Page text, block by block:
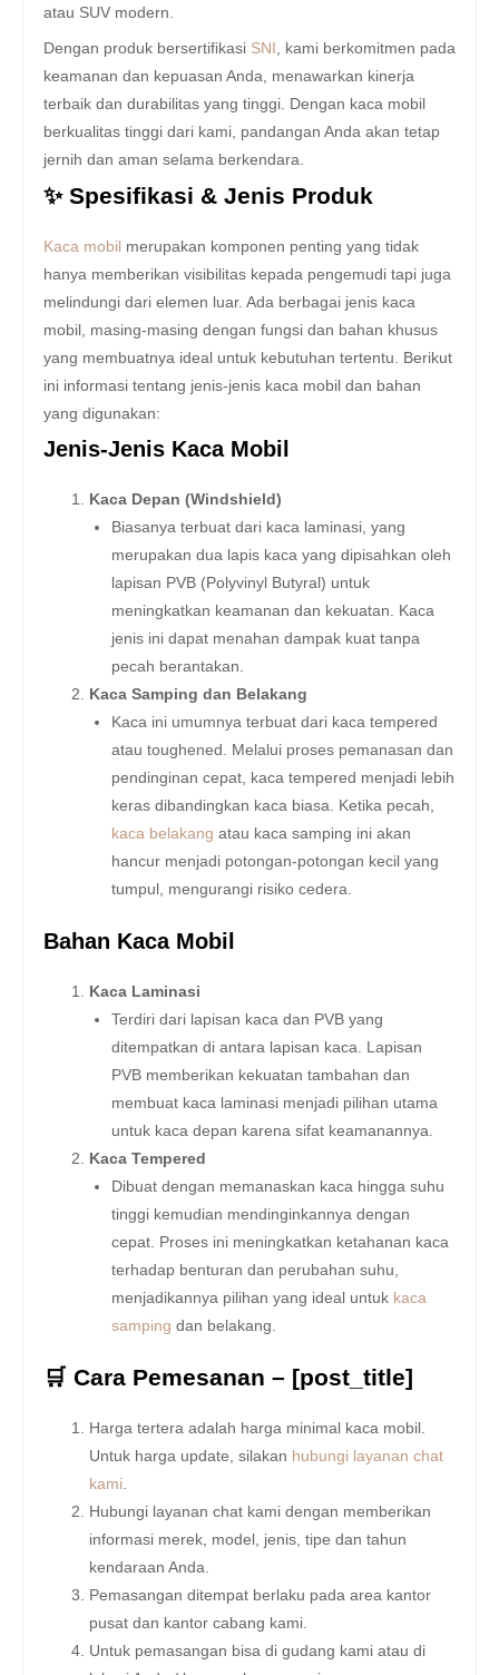
atau SUV modern.
Dengan produk bersertifikasi SNI
, kami berkomitmen pada
keamanan dan kepuasan Anda, menawarkan kinerja
terbaik dan durabilitas yang tinggi. Dengan kaca mobil
berkualitas tinggi dari kami, pandangan Anda akan tetap
jernih dan aman selama berkendara.
✨ Spesifikasi & Jenis Produk
Kaca mobil merupakan komponen penting yang tidak
hanya memberikan visibilitas kepada pengemudi tapi juga
melindungi dari elemen luar. Ada berbagai jenis kaca
mobil, masing-masing dengan fungsi dan bahan khusus
yang membuatnya ideal untuk kebutuhan tertentu. Berikut
ini informasi tentang jenis-jenis kaca mobil dan bahan
yang digunakan:
Jenis-Jenis Kaca Mobil
Kaca Depan (Windshield)
Biasanya terbuat dari kaca laminasi, yang
merupakan dua lapis kaca yang dipisahkan oleh
lapisan PVB (Polyvinyl Butyral) untuk
meningkatkan keamanan dan kekuatan. Kaca
jenis ini dapat menahan dampak kuat tanpa
pecah berantakan.
Kaca Samping dan Belakang
Kaca ini umumnya terbuat dari kaca tempered
atau toughened. Melalui proses pemanasan dan
pendinginan cepat, kaca tempered menjadi lebih
keras dibandingkan kaca biasa. Ketika pecah,
kaca belakang atau kaca samping ini akan
hancur menjadi potongan-potongan kecil yang
tumpul, mengurangi risiko cedera.
Bahan Kaca Mobil
Kaca Laminasi
Terdiri dari lapisan kaca dan PVB yang
ditempatkan di antara lapisan kaca. Lapisan
PVB memberikan kekuatan tambahan dan
membuat kaca laminasi menjadi pilihan utama
untuk kaca depan karena sifat keamanannya.
Kaca Tempered
Dibuat dengan memanaskan kaca hingga suhu
tinggi kemudian mendinginkannya dengan
cepat. Proses ini meningkatkan ketahanan kaca
terhadap benturan dan perubahan suhu,
menjadikannya pilihan yang ideal untuk kaca
samping dan belakang.
🛒 Cara Pemesanan – [post_title]
Harga tertera adalah harga minimal kaca mobil.
Untuk harga update, silakan hubungi layanan chat
kami
Hubungi layanan chat kami dengan memberikan
informasi merek, model, jenis, tipe dan tahun
kendaraan Anda.
Pemasangan ditempat berlaku pada area kantor
pusat dan kantor cabang kami.
Untuk pemasangan bisa di gudang kami atau di